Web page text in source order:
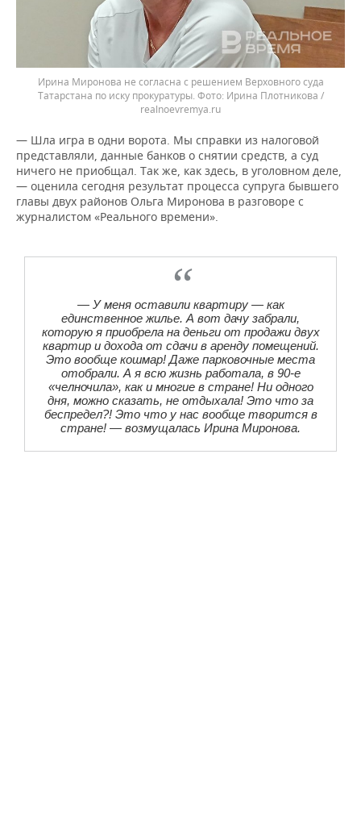
Ирина Миронова не согласна с решением Верховного суда
Татарстана по иску прокуратуры.
Ирина Плотникова /
realnoevremya.ru
— Шла игра в одни ворота. Мы справки из налоговой
представляли, данные банков о снятии средств, а суд
ничего не приобщал. Так же, как здесь, в уголовном деле,
— оценила сегодня результат процесса супруга бывшего
главы двух районов Ольга Миронова в разговоре с
журналистом «Реального времени».
— У меня оставили квартиру — как
единственное жилье. А вот дачу забрали,
которую я приобрела на деньги от продажи двух
квартир и дохода от сдачи в аренду помещений.
Это вообще кошмар! Даже парковочные места
отобрали. А я всю жизнь работала, в 90-е
«челночила», как и многие в стране! Ни одного
дня, можно сказать, не отдыхала! Это что за
беспредел?! Это что у нас вообще творится в
стране! — возмущалась Ирина Миронова.